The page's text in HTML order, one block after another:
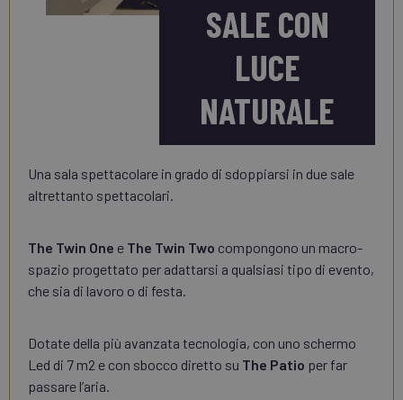
SALE CON
LUCE
NATURALE
Una sala spettacolare in grado di sdoppiarsi in due sale
altrettanto spettacolari.
The Twin One e The Twin Two compongono un macro-
spazio progettato per adattarsi a qualsiasi tipo di evento,
che sia di lavoro o di festa.
Dotate della più avanzata tecnologia, con uno schermo
Led di 7 m2 e con sbocco diretto su The Patio per far
passare l’aria.